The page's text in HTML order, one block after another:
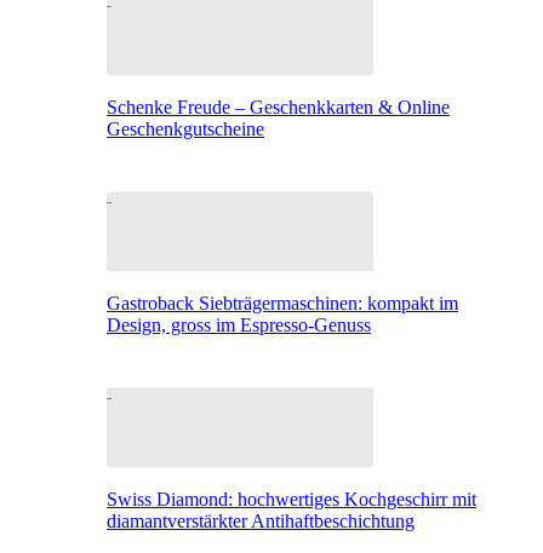
Schenke Freude – Geschenkkarten & Online
Geschenkgutscheine
Gastroback Siebträgermaschinen: kompakt im
Design, gross im Espresso-Genuss
Swiss Diamond: hochwertiges Kochgeschirr mit
diamantverstärkter Antihaftbeschichtung